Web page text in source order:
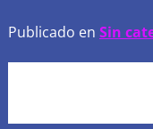
Publicado en Sin